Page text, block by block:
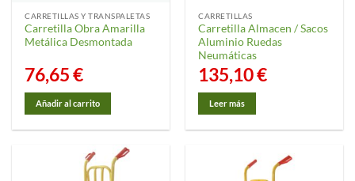
CARRETILLAS Y TRANSPALETAS
Carretilla Obra Amarilla
Metálica Desmontada
76,65€
Añadir al carrito
CARRETILLAS
Carretilla Almacen / Sacos
Aluminio Ruedas
Neumáticas
135,10€
Leer más